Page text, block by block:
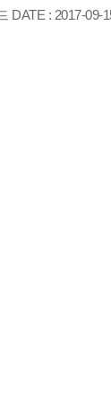
DATE : 2017-09-